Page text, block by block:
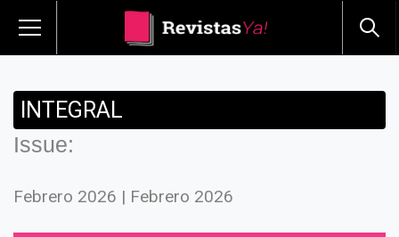
INTEGRAL
Issue:
Febrero 2026 | Febrero 2026